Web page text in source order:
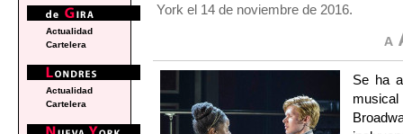
York el 14 de noviembre de 2016.
Se ha
Actualidad
Cartelera
Actualidad
Cartelera